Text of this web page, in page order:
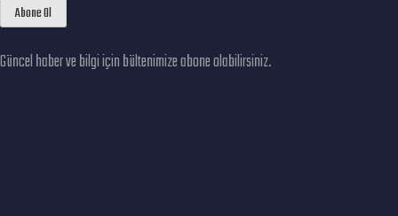
Güncel haber ve bilgi için bültenimize abone olabilirsiniz.